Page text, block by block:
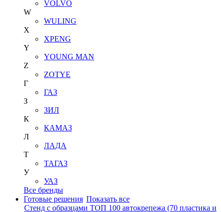
VOLVO
W
WULING
X
XPENG
Y
YOUNG MAN
Z
ZOTYE
Г
ГАЗ
З
ЗИЛ
К
КАМАЗ
Л
ЛАДА
Т
ТАГАЗ
У
УАЗ
Все бренды
Готовые решения Показать все
Стенд с образцами ТОП 100 автокрепежа (70 пластика и